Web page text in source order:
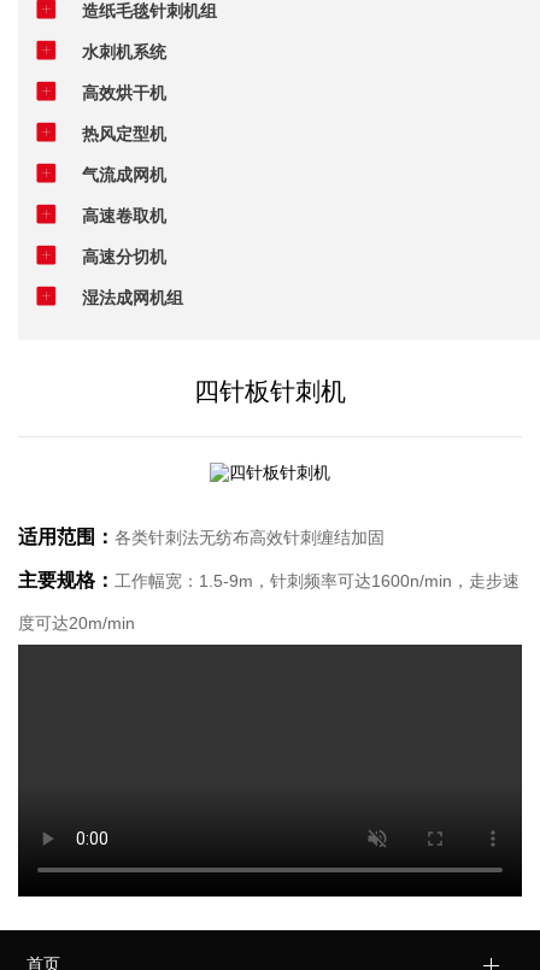
造纸毛毯针刺机组
水刺机系统
高效烘干机
热风定型机
气流成网机
高速卷取机
高速分切机
湿法成网机组
四针板针刺机
适用范围： 各类针刺法无纺布高效针刺缠结加固
主要规格： 工作幅宽：1.5-9m，针刺频率可达1600n/min，走步速
度可达20m/min
首页